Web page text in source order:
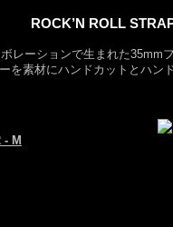
ROCK’N ROLL
レーションで生まれた
を素材にハンドカットとハン
- M